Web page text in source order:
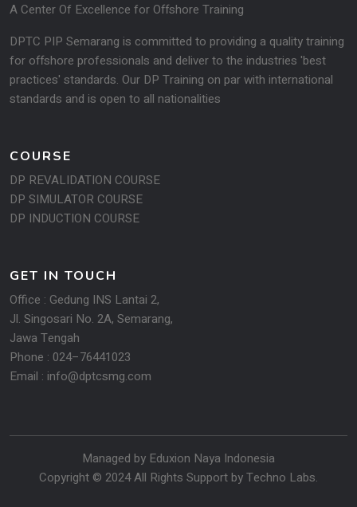
A Center Of Excellence for Offshore Training
DPTC PIP Semarang is committed to providing a quality training
for offshore professionals and deliver to the industries 'best
practices' standards. Our DP Training on par with international
standards and is open to all na­tionalities
COURSE
DP REVALIDATION COURSE
DP SIMULATOR COURSE
DP INDUCTION COURSE
GET IN TOUCH
Office : Gedung INS Lantai 2,
Jl. Singosari No. 2A, Semarang,
Jawa Tengah
Phone : 024–76441023
Email : info@dptcsmg.com
Managed by Eduxion Naya Indonesia
Copyright © 2024 All Rights Support byTechno Labs.